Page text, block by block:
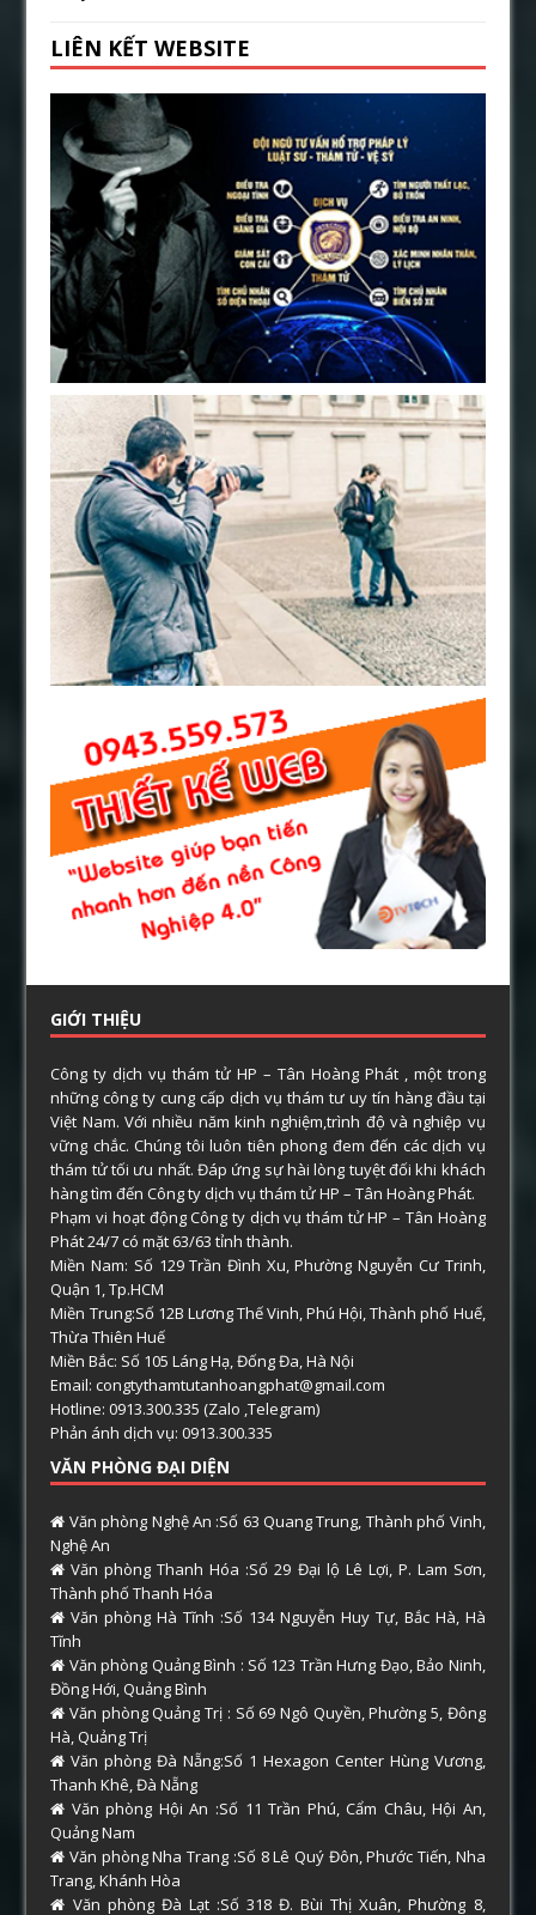
LIÊN KẾT WEBSITE
GIỚI THIỆU
Công ty dịch vụ thám tử HP – Tân Hoàng Phát , một trong
những công ty cung cấp dịch vụ thám tư uy tín hàng đầu tại
Việt Nam. Với nhiều năm kinh nghiệm,trình độ và nghiệp vụ
vững chắc. Chúng tôi luôn tiên phong đem đến các dịch vụ
thám tử tối ưu nhất. Đáp ứng sự hài lòng tuyệt đối khi khách
hàng tìm đến Công ty dịch vụ thám tử HP – Tân Hoàng Phát.
Phạm vi hoạt động Công ty dịch vụ thám tử HP – Tân Hoàng
Phát 24/7 có mặt 63/63 tỉnh thành.
Miền Nam: Số 129 Trần Đình Xu, Phường Nguyễn Cư Trinh,
Quận 1, Tp.HCM
Miền Trung:Số 12B Lương Thế Vinh, Phú Hội, Thành phố Huế,
Thừa Thiên Huế
Miền Bắc: Số 105 Láng Hạ, Đống Đa, Hà Nội
Email: congtythamtutanhoangphat@gmail.com
Hotline: 0913.300.335 (Zalo ,Telegram)
Phản ánh dịch vụ: 0913.300.335
VĂN PHÒNG ĐẠI DIỆN
Văn phòng Nghệ An :Số 63 Quang Trung, Thành phố Vinh,
Nghệ An
Văn phòng Thanh Hóa :Số 29 Đại lộ Lê Lợi, P. Lam Sơn,
Thành phố Thanh Hóa
Văn phòng Hà Tĩnh :Số 134 Nguyễn Huy Tự, Bắc Hà, Hà
Tĩnh
Văn phòng Quảng Bình : Số 123 Trần Hưng Đạo, Bảo Ninh,
Đồng Hới, Quảng Bình
Văn phòng Quảng Trị : Số 69 Ngô Quyền, Phường 5, Đông
Hà, Quảng Trị
Văn phòng Đà Nẵng:Số 1 Hexagon Center Hùng Vương,
Thanh Khê, Đà Nẵng
Văn phòng Hội An :Số 11 Trần Phú, Cẩm Châu, Hội An,
Quảng Nam
Văn phòng Nha Trang :Số 8 Lê Quý Đôn, Phước Tiến, Nha
Trang, Khánh Hòa
Văn phòng Đà Lạt :Số 318 Đ. Bùi Thị Xuân, Phường 8,